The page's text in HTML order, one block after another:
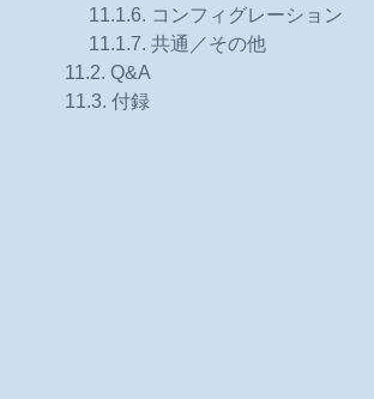
11.1.6. コンフィグレーション
11.1.7. 共通／その他
11.2. Q&A
11.3. 付録